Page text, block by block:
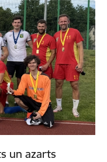
un azarts